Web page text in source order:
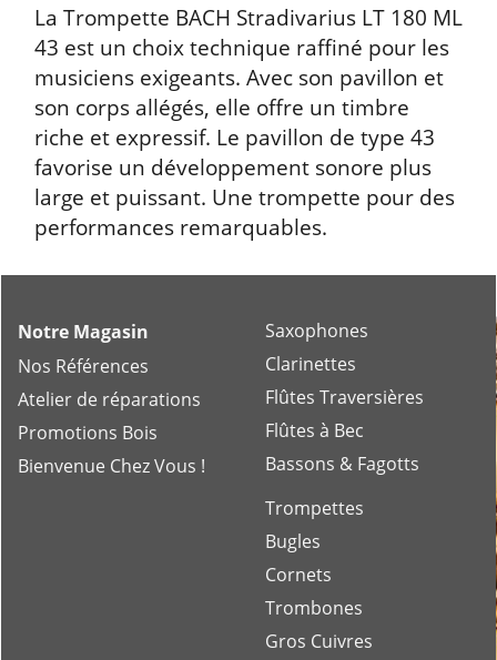
La Trompette BACH Stradivarius LT 180 ML
43 est un choix technique raffiné pour les
musiciens exigeants. Avec son pavillon et
son corps allégés, elle offre un timbre
riche et expressif. Le pavillon de type 43
favorise un développement sonore plus
large et puissant. Une trompette pour des
performances remarquables.
Notre Magasin
Nos Références
Atelier de réparations
Promotions Bois
Bienvenue Chez Vous !
Saxophones
Clarinettes
Flûtes Traversières
Flûtes à Bec
Bassons & Fagotts
Trompettes
Bugles
Cornets
Trombones
Gros Cuivres